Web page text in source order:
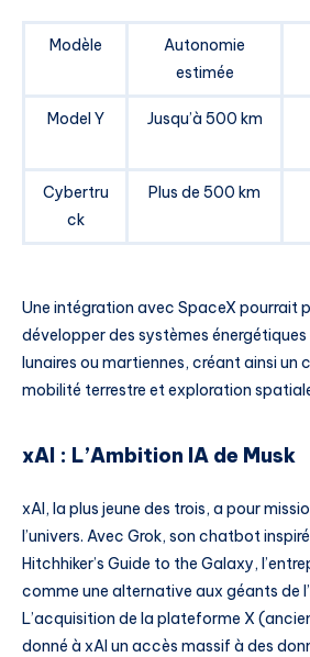
Modèle
Autonomie
estimée
Model Y Jusqu’à 500 km
Cybertru
ck
Plus de 500 km
Une intégration avec SpaceX pourrait
développer des systèmes
lunaires ou martiennes, créant ainsi un
mobilité terrestre et exploration
xAI : L’Ambition IA de Musk
xAI, la plus jeune des trois, a pour
l’univers. Avec Grok, son chatbot
Hitchhiker’s Guide to the Galaxy,
comme une alternative aux géants de
L’acquisition de la plateforme X
donné à xAI un accès massif à des